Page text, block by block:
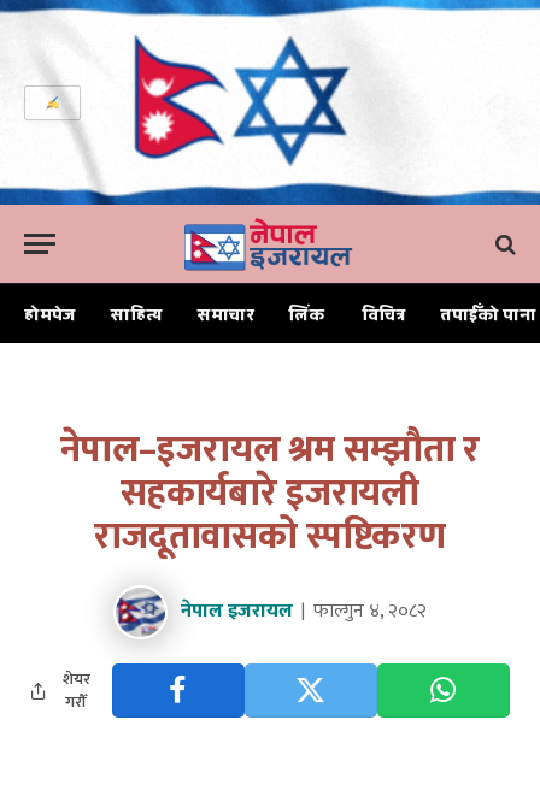
होमपेज साहित्य समाचार लिंक विचित्र तपाईँको पाना
नेपाल–इजरायल श्रम सम्झौता र
सहकार्यबारे इजरायली
राजदूतावासको स्पष्टिकरण
नेपाल इजरायल फाल्गुन ४, २०८२
शेयर
गरौँ